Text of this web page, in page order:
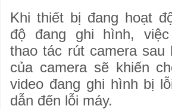
Khi thiết bị đang hoạt
độ đang ghi hình,
thao tác rút camera sau
của camera sẽ khiến
video đang ghi hình bị
dẫn đến lỗi máy.